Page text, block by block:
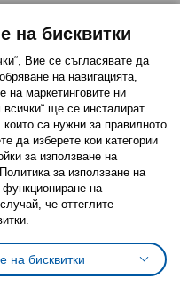
(Cookies)
на бисквитки
за личните данни
данни на ikea.bg
на бисквитки
Вие се съгласявате да
на навигацията,
на маркетинговите ни
ще се инсталират
са нужни за правилното
да изберете кои категории
за използване на
за използване на
функциониране на
че оттеглите
на бисквитки